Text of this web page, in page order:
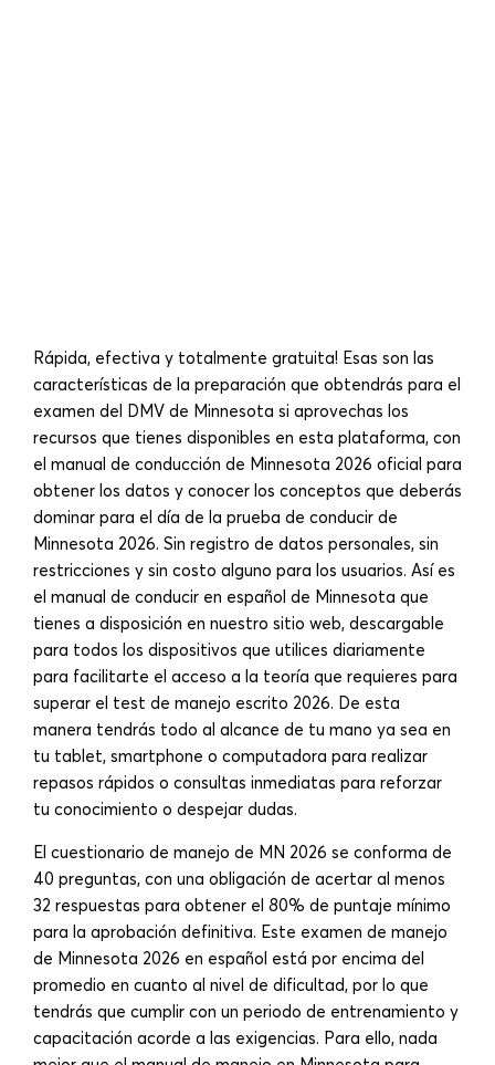
Rápida, efectiva y totalmente gratuita! Esas son las
características de la preparación que obtendrás para el
examen del DMV de Minnesota si aprovechas los
recursos que tienes disponibles en esta plataforma, con
el manual de conducción de Minnesota 2026 oficial para
obtener los datos y conocer los conceptos que deberás
dominar para el día de la prueba de conducir de
Minnesota 2026. Sin registro de datos personales, sin
restricciones y sin costo alguno para los usuarios. Así es
el manual de conducir en español de Minnesota que
tienes a disposición en nuestro sitio web, descargable
para todos los dispositivos que utilices diariamente
para facilitarte el acceso a la teoría que requieres para
superar el test de manejo escrito 2026. De esta
manera tendrás todo al alcance de tu mano ya sea en
tu tablet, smartphone o computadora para realizar
repasos rápidos o consultas inmediatas para reforzar
tu conocimiento o despejar dudas.
El cuestionario de manejo de MN 2026 se conforma de
40 preguntas, con una obligación de acertar al menos
32 respuestas para obtener el 80% de puntaje mínimo
para la aprobación definitiva. Este examen de manejo
de Minnesota 2026 en español está por encima del
promedio en cuanto al nivel de dificultad, por lo que
tendrás que cumplir con un periodo de entrenamiento y
capacitación acorde a las exigencias. Para ello, nada